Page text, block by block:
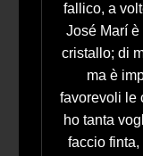
fallico, a
José Marí è
cristallo; di
ma è
favorevoli le
ho tanta
faccio